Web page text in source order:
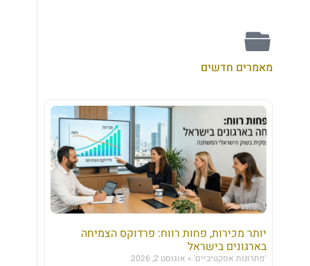
מאמרים חדשים
יותר מכירות, פחות רווח: פרדוקס הצמיחה
בארגונים בישראל
'פתרונות אפקטיביים'
אוגוסט 2, 2026